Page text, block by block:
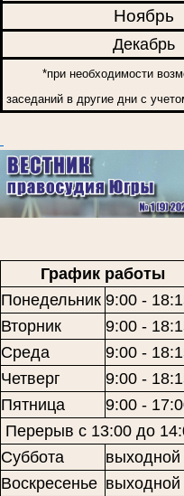
Ноябрь
Декабрь
*при необходимости
заседаний в другие дни с
График работы
Понедельник 9:00 -
Вторник
9:00 -
Среда
9:00 -
Четверг
9:00 -
Пятница
9:00 -
Перерыв с 13:00 до
Суббота
выходной
Воскресенье выходной